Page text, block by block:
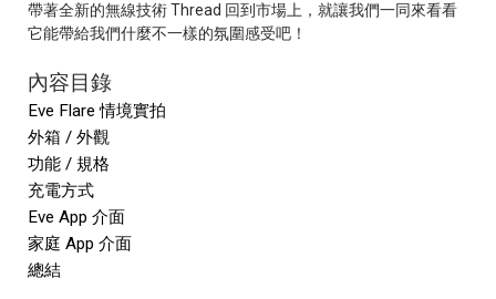
帶著全新的無線技術 Thread 回到市場上，就讓我們一同來看看
它能帶給我們什麼不一樣的氛圍感受吧！
內容目錄
Eve Flare 情境實拍
外箱 / 外觀
功能 / 規格
充電方式
Eve App 介面
家庭 App 介面
總結